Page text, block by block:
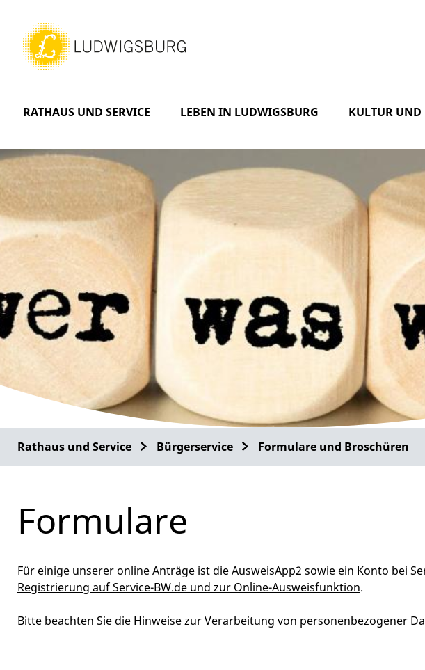
RATHAUS UND SERVICE LEBEN IN LUDWIGSBURG KULTUR UND
Rathaus und Service Bürgerservice Formulare und Broschüren
Formulare
Für einige unserer online Anträge ist die AusweisApp2 sowie ein Konto bei
Registrierung auf Service-BW.de und zur Online-Ausweisfunktion.
Bitte beachten Sie die Hinweise zur Verarbeitung von personenbezogener